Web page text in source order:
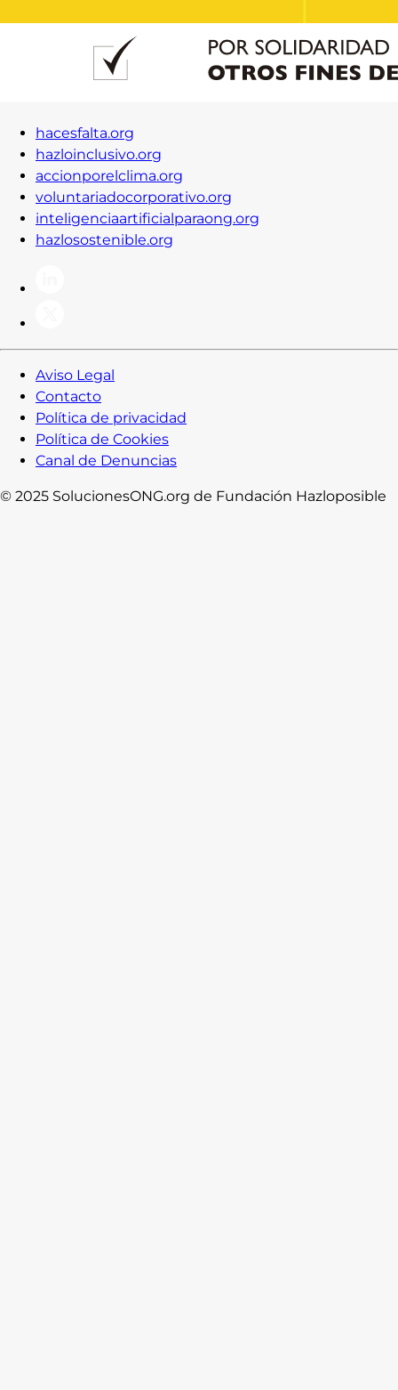
hacesfalta.org
hazloinclusivo.org
accionporelclima.org
voluntariadocorporativo.org
inteligenciaartificialparaong.org
hazlosostenible.org
Aviso Legal
Contacto
Política de privacidad
Política de Cookies
Canal de Denuncias
© 2025 SolucionesONG.org de Fundación Hazloposible